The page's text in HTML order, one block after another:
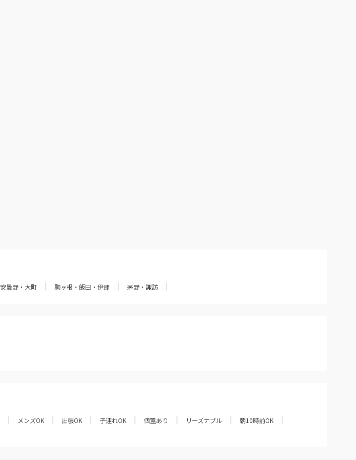
安曇野・大町 駒ヶ根・飯田・伊那 茅野・諏訪
メンズOK 出張OK 子連れOK 個室あり リーズナブル
朝10時前OK